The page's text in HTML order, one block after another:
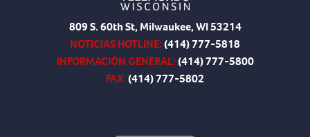
809 S. 60th St, Milwaukee, WI 53214
NOTICIAS HOTLINE:(414) 777-5818
INFORMACIÓN GENERAL:(414) 777-5800
FAX:(414) 777-5802